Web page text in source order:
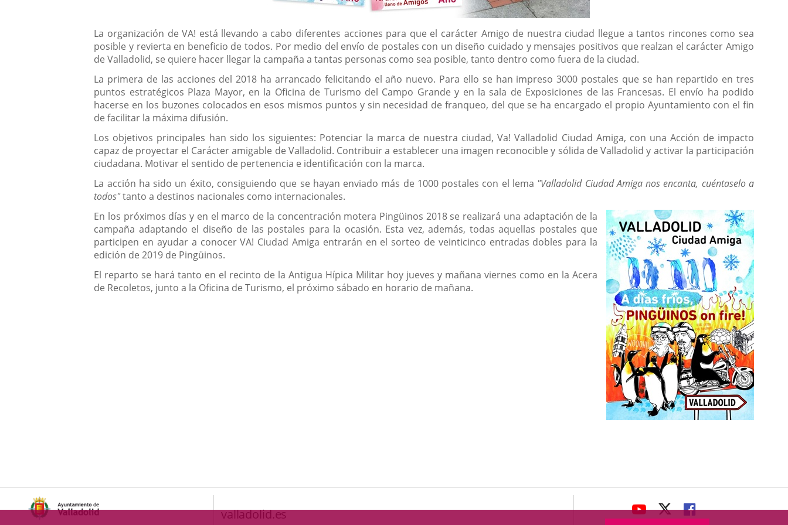
Descripción
La organización de VA! está llevando a cabo diferentes acciones para que el carácter Amigo de nuestra ciudad llegue a tantos rincones como sea
posible y revierta en beneficio de todos. Por medio del envío de postales con un diseño cuidado y mensajes positivos que realzan el carácter Amigo
de Valladolid, se quiere hacer llegar la campaña a tantas personas como sea posible, tanto dentro como fuera de la ciudad.
La primera de las acciones del 2018 ha arrancado felicitando el año nuevo. Para ello se han impreso 3000 postales que se han repartido en tres
puntos estratégicos Plaza Mayor, en la Oficina de Turismo del Campo Grande y en la sala de Exposiciones de las Francesas. El envío ha podido
hacerse en los buzones colocados en esos mismos puntos y sin necesidad de franqueo, del que se ha encargado el propio Ayuntamiento con el fin
de facilitar la máxima difusión.
Los objetivos principales han sido los siguientes: Potenciar la marca de nuestra ciudad, Va! Valladolid Ciudad Amiga, con una Acción de impacto
capaz de proyectar el Carácter amigable de Valladolid. Contribuir a establecer una imagen reconocible y sólida de Valladolid y activar la participación
ciudadana. Motivar el sentido de pertenencia e identificación con la marca.
La acción ha sido un éxito, consiguiendo que se hayan enviado más de 1000 postales con el lema "Valladolid Ciudad Amiga nos encanta, cuéntaselo a
todos"tanto a destinos nacionales como internacionales.
En los próximos días y en el marco de la concentración motera Pingüinos 2018 se realizará una adaptación de la
campaña adaptando el diseño de las postales para la ocasión. Esta vez, además, todas aquellas postales que
participen en ayudar a conocer VA! Ciudad Amiga entrarán en el sorteo de veinticinco entradas dobles para la
edición de 2019 de Pingüinos.
El reparto se hará tanto en el recinto de la Antigua Hípica Militar hoy jueves y mañana viernes como en la Acera
de Recoletos, junto a la Oficina de Turismo, el próximo sábado en horario de mañana.
valladolid.es avaHeaderSocial
LINK LINKLINK